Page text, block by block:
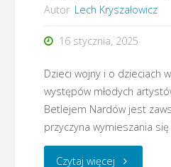
Autor Lech Kryszałowicz
16 stycznia, 2025
Dzieci wojny i o dzieciach
występów młodych
Betlejem Nardów jest
przyczyna wymieszania się
Czytaj więcej"Lidzbark